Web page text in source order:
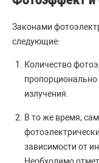
Законами
следующие:
Количество
пропорционально
излучения.
В то же время,
зависимости от
Необходимо